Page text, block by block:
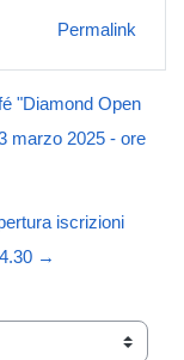
Permalink
"Diamond Open
marzo 2025 - ore
iscrizioni
→